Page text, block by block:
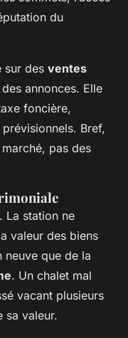
du
sur des ventes
annonces. Elle
foncière,
Bref,
pas des
La station ne
valeur des biens
que de la
. Un chalet mal
vacant plusieurs
sa valeur.